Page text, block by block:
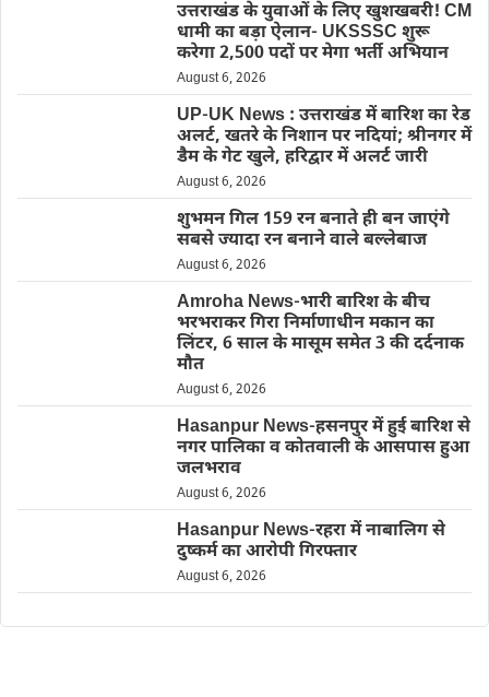
उत्तराखंड के युवाओं के लिए खुशखबरी! CM
धामी का बड़ा ऐलान- UKSSSC शुरू
करेगा 2,500 पदों पर मेगा भर्ती अभियान
August 6, 2026
UP-UK News : उत्तराखंड में बारिश का रेड
अलर्ट, खतरे के निशान पर नदियां; श्रीनगर में
डैम के गेट खुले, हरिद्वार में अलर्ट जारी
August 6, 2026
शुभमन गिल 159 रन बनाते ही बन जाएंगे
सबसे ज्यादा रन बनाने वाले बल्लेबाज
August 6, 2026
Amroha News-भारी बारिश के बीच
भरभराकर गिरा निर्माणाधीन मकान का
लिंटर, 6 साल के मासूम समेत 3 की दर्दनाक
मौत
August 6, 2026
Hasanpur News-हसनपुर में हुई बारिश से
नगर पालिका व कोतवाली के आसपास हुआ
जलभराव
August 6, 2026
Hasanpur News-रहरा में नाबालिग से
दुष्कर्म का आरोपी गिरफ्तार
August 6, 2026